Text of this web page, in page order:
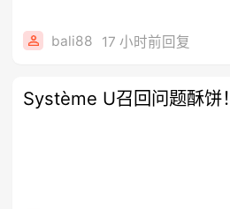
bali88 17 小时前回复
Système U召回问题酥饼！